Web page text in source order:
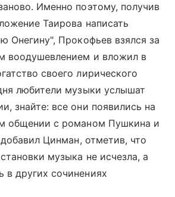
Именно поэтому, получив
Таирова написать
Онегину", Прокофьев взялся за
воодушевлением и вложил в
своего лирического
любители музыки услышат
знайте: все они появились на
общении с романом Пушкина и
Цинман, отметив, что
музыка не исчезла, а
в других сочинениях